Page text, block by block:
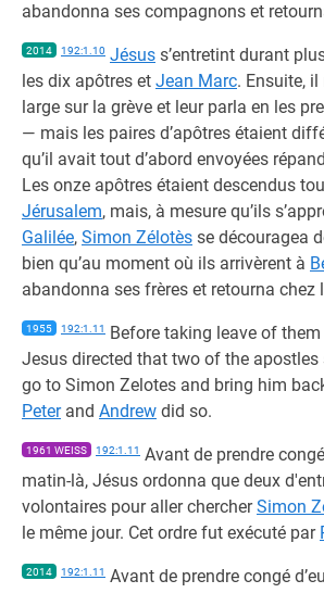
abandonna ses compagnons et
2014 192:1.10 Jésus s’entretint durant
les dix apôtres et Jean Marc. Ensuite,
large sur la grève et leur parla en les
— mais les paires d’apôtres étaient
qu’il avait tout d’abord envoyées
Les onze apôtres étaient descendus
Jérusalem, mais, à mesure qu’ils
Galilée, Simon Zélotès se découragea
bien qu’au moment où ils arrivèrent à
abandonna ses frères et retourna chez
1955 192:1.11
Before taking leave of
Jesus directed that two of the
go to Simon Zelotes and bring him
Peterand Andrew did so.
1961 WEISS 192:1.11 Avant de prendre
matin-là, Jésus ordonna que deux
volontaires pour aller chercherSimon
le même jour. Cet ordre fut exécuté par
2014 192:1.11 Avant de prendre congé